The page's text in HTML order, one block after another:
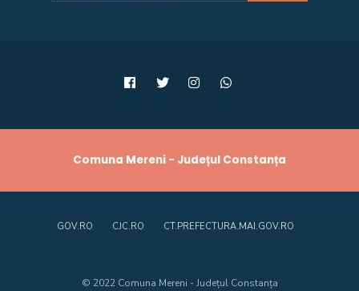
Comuna Mereni - Județul Constanța
GOV.RO CJC.RO CT.PREFECTURA.MAI.GOV.RO
© 2022 Comuna Mereni - Județul Constanța